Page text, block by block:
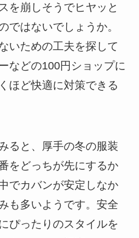
を崩しそうでヒヤッと
ではないでしょうか。
いための工夫を探して
などの100円ショップに
ほど快適に対策できる
ると、厚手の冬の服装
をどっちが先にするか
でカバンが安定しなか
も多いようです。安全
ぴったりのスタイルを